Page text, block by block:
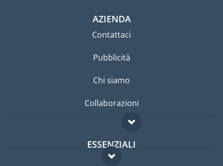
AZIENDA
Contattaci
Pubblicità
Chi siamo
Collaborazioni
ESSENZIALI
Forum per expat